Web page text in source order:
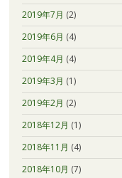
2019年7月 (2)
2019年6月 (4)
2019年4月 (4)
2019年3月 (1)
2019年2月 (2)
2018年12月 (1)
2018年11月 (4)
2018年10月 (7)